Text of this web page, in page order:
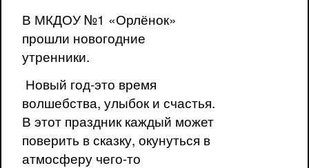
В МКДОУ №1 «Орлёнок»
прошли новогодние
утренники.
Новый год-это время
волшебства, улыбок и счастья.
В этот праздник каждый может
поверить в сказку, окунуться в
атмосферу чего-то